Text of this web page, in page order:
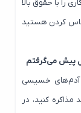
حقوق بالا
هستید
خسیسی
کنید، در